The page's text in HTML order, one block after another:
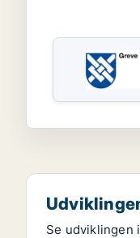
Se udviklingen